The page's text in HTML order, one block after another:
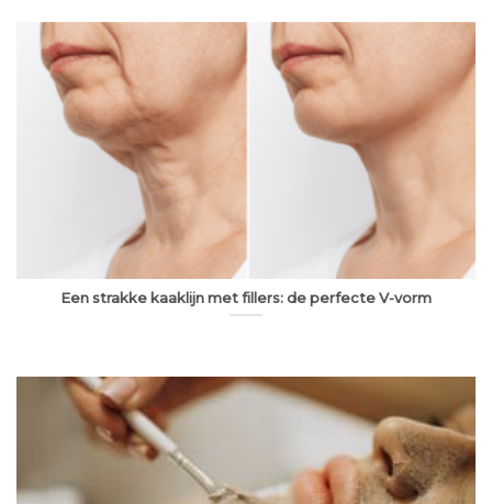
Een strakke kaaklijn met fillers: de perfecte V-vorm